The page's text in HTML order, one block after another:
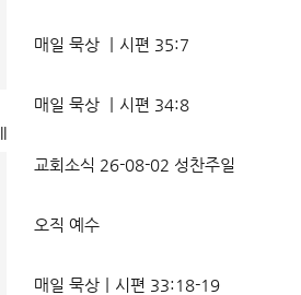
매일 묵상 ㅣ시편 35:7
매일 묵상 ㅣ시편 34:8
교회소식 26-08-02 성찬주일
오직 예수
매일 묵상ㅣ시편 33:18-19